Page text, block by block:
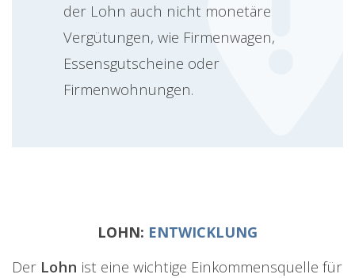
der Lohn auch nicht monetäre
Vergütungen, wie Firmenwagen,
Essensgutscheine oder
Firmenwohnungen.
LOHN: ENTWICKLUNG
Der Lohn ist eine wichtige Einkommensquelle für